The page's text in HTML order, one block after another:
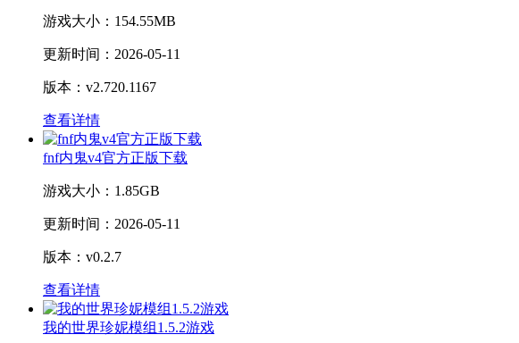
游戏大小： 154.55MB
更新时间： 2026-05-11
版本：v2.720.1167
查看详情
fnf内鬼v4官方正版下载
游戏大小： 1.85GB
更新时间： 2026-05-11
版本：v0.2.7
查看详情
我的世界珍妮模组1.5.2游戏